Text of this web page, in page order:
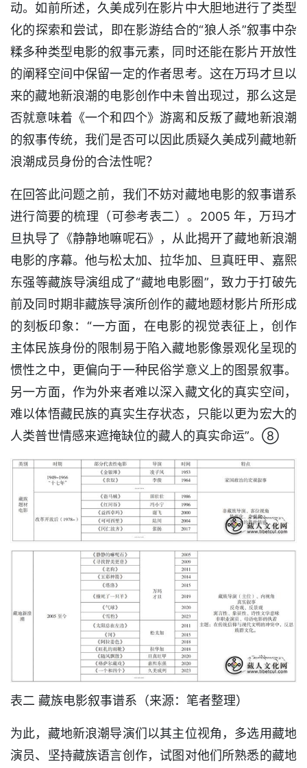
动。如前所述，久美成列在影片中大胆地进行了类型
化的探索和尝试，即在影游结合的“狼人杀”叙事中杂
糅多种类型电影的叙事元素，同时还能在影片开放性
的阐释空间中保留一定的作者思考。这在万玛才旦以
来的藏地新浪潮的电影创作中未曾出现过，那么这是
否就意味着《一个和四个》游离和反叛了藏地新浪潮
的叙事传统，我们是否可以因此质疑久美成列藏地新
浪潮成员身份的合法性呢？
在回答此问题之前，我们不妨对藏地电影的叙事谱系
进行简要的梳理（可参考表二）。2005 年，万玛才
旦执导了《静静地嘛呢石》，从此揭开了藏地新浪潮
电影的序幕。他与松太加、拉华加、旦真旺甲、嘉熙
东强等藏族导演组成了“藏地电影圈”，致力于打破先
前及同时期非藏族导演所创作的藏地题材影片所形成
的刻板印象：“一方面，在电影的视觉表征上，创作
主体民族身份的限制易于陷入藏地影像景观化呈现的
惯性之中，更偏向于一种民俗学意义上的图景叙事。
另一方面，作为外来者难以深入藏文化的真实空间，
难以体悟藏民族的真实生存状态，只能以更为宏大的
人类普世情感来遮掩缺位的藏人的真实命运”。⑧
表二 藏族电影叙事谱系（来源：笔者整理）
为此，藏地新浪潮导演们以其主位视角，多选用藏地
演员、坚持藏族语言创作，试图对他们所熟悉的藏地